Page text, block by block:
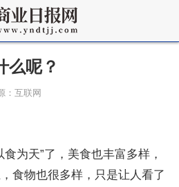
么呢？
：互联网
为天”了，美食也丰富多样，
食物也很多样，只是让人看了